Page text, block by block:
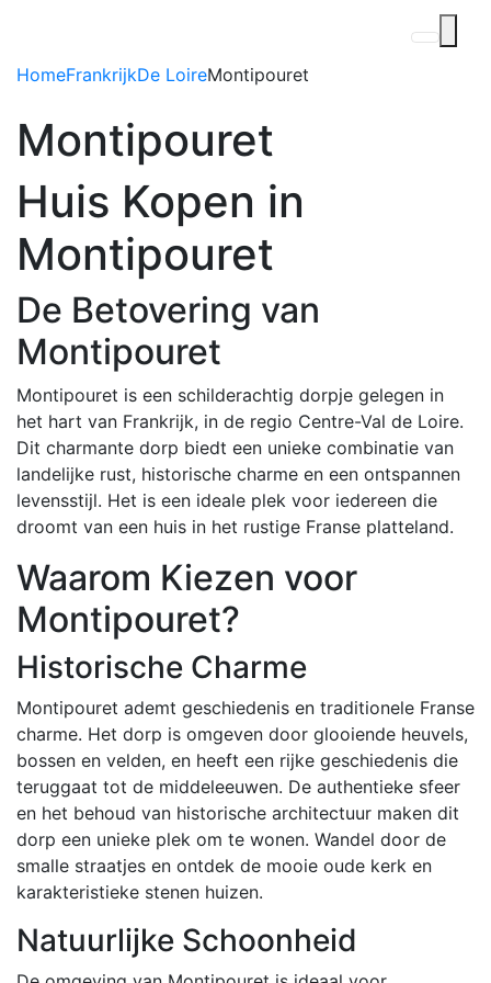
HomeFrankrijkDe LoireMontipouret
Montipouret
Huis Kopen in
Montipouret
De Betovering van
Montipouret
Montipouret is een schilderachtig dorpje gelegen in
het hart van Frankrijk, in de regio Centre-Val de Loire.
Dit charmante dorp biedt een unieke combinatie van
landelijke rust, historische charme en een ontspannen
levensstijl. Het is een ideale plek voor iedereen die
droomt van een huis in het rustige Franse platteland.
Waarom Kiezen voor
Montipouret?
Historische Charme
Montipouret ademt geschiedenis en traditionele Franse
charme. Het dorp is omgeven door glooiende heuvels,
bossen en velden, en heeft een rijke geschiedenis die
teruggaat tot de middeleeuwen. De authentieke sfeer
en het behoud van historische architectuur maken dit
dorp een unieke plek om te wonen. Wandel door de
smalle straatjes en ontdek de mooie oude kerk en
karakteristieke stenen huizen.
Natuurlijke Schoonheid